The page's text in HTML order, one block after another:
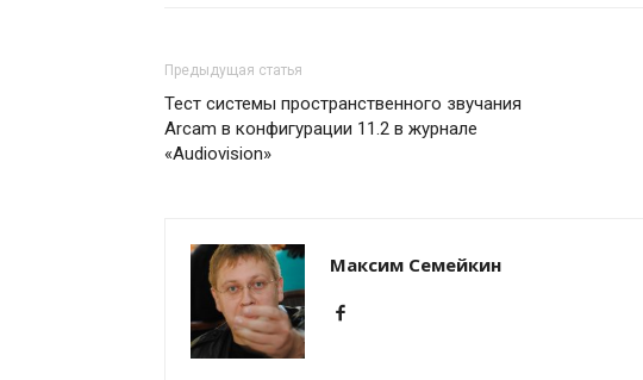
Предыдущая статья
Тест системы пространственного звучания
Arcam в конфигурации 11.2 в журнале
«Audiovision»
Максим Семейкин